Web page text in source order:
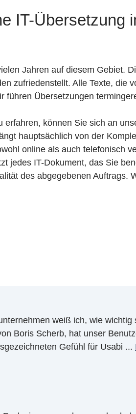
IT-
Jahren auf diesem Gebiet.
zufriedenstellt. Alle Texte, die
führen Übersetzungen
erfahren, können Sie sich an
hauptsächlich von der
online als auch telefonisch
jedes IT-Dokument, das Sie
des abgegebenen Auftrags.
weiß ich, wie
Boris Scherb, hat unser
Gefühl für Usabi ...